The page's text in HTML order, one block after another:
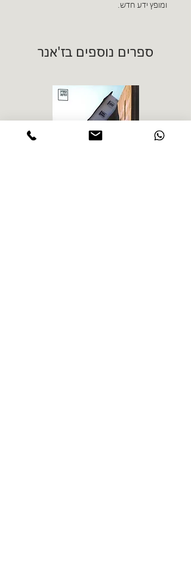
ומופץ ידע חדש.
ספרים נוספים בז'אנר